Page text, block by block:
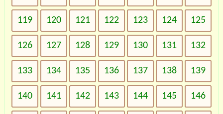
119 120 121 122 123 124 125
126 127 128 129 130 131 132
133 134 135 136 137 138 139
140 141 142 143 144 145 146